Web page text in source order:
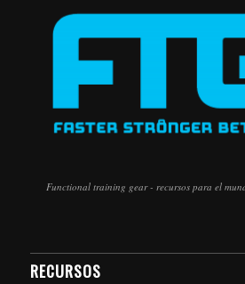
Functional training gear - recursos para el
RECURSOS